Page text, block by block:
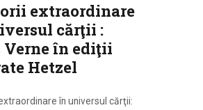
extraordinare
cărţii :
Verne în ediţii
Hetzel
în universul cărţii: